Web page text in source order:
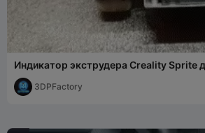
Индикатор экструдера Creality Sprite
и Ender 3 S1
3DPFactory